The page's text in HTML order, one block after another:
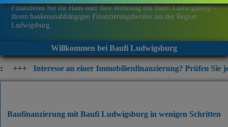
Finanzieren Sie Ihr Haus oder Ihre Wohnung mit Baufi Ludwigsburg –
ihrem bankenunabhängigen Finanzierungsberater aus der Region
Ludwigsburg.
Willkommen bei Baufi Ludwigsburg
an einer Immobilienfinanzierung? Prüfen Sie jetzt die
Baufinanzierung mit Baufi Ludwigsburg in wenigen Schritten